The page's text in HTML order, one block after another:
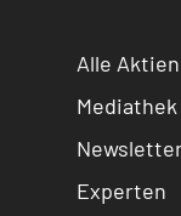
Alle Aktien
Mediathek
Experten